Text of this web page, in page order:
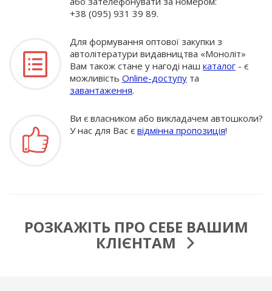
+38 (095) 931 39 89.
Для формування оптової закупки з
автолітератури видавництва «Моноліт»
Вам також стане у нагоді наш каталог - є
можливість Online-доступу та
завантаження.
Ви є власником або викладачем автошколи?
У нас для Вас є відмінна пропозиція!
РОЗКАЖІТЬ ПРО СЕБЕ ВАШИМ
КЛІЄНТАМ